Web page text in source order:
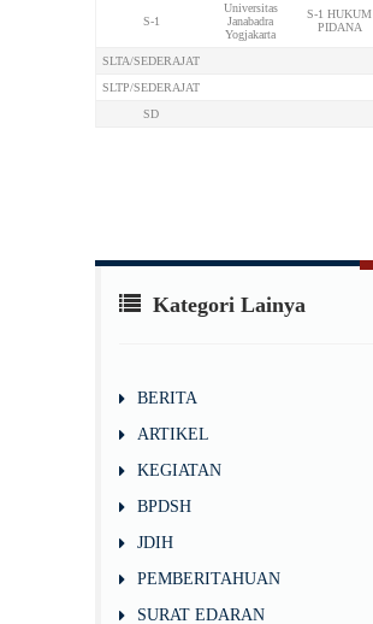
S-1
Universitas
Janabadra
Yogjakarta
S-1 HUKUM
PIDANA
SLTA/SEDERAJAT
SLTP/SEDERAJAT
SD
Kategori Lainya
BERITA
ARTIKEL
KEGIATAN
BPDSH
JDIH
PEMBERITAHUAN
SURAT EDARAN